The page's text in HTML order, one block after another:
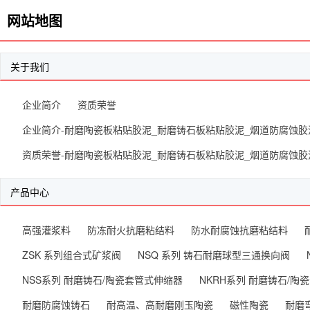
网站地图
关于我们
企业简介
资质荣誉
企业简介-耐磨陶瓷板粘贴胶泥_耐磨铸石板粘贴胶泥_烟道防腐蚀
资质荣誉-耐磨陶瓷板粘贴胶泥_耐磨铸石板粘贴胶泥_烟道防腐蚀
产品中心
高强灌浆料 防冻耐火抗磨粘结料 防水耐腐蚀抗磨粘结料
ZSK 系列组合式矿浆阀
NSQ 系列 铸石耐磨球型三通换向阀
NSS系列 耐磨铸石/陶瓷套管式伸缩器
NKRH系列 耐磨铸石/陶
耐磨防腐蚀铸石
耐高温、高耐磨刚玉陶瓷 磁性陶瓷 耐磨